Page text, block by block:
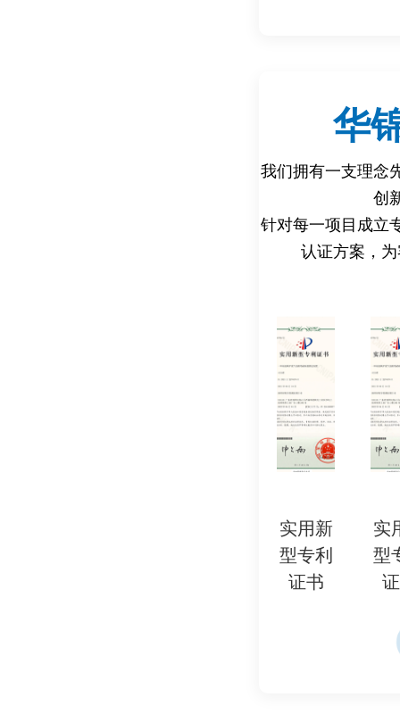
类别‌ ‌标准示例‌
整机测试‌ GB/T
13628-5（水下设备
材料与密封性‌ ASTM
2423.23（密封性能
压力分级‌ MIL-STD-
五、检测流程与注意
试验准备‌：
试验介质选择（淡
样品温差≤5℃‌。
压力容器、传感器及
试验场地设置隔离带
操作人员需经过专业
结果判定‌：
≤0.1%）、传感器误
失效案例：密封圈破
华
我们拥有一支理念
创
针对每一项目成立
认证方案，
实用新
型专利
证书
实
型